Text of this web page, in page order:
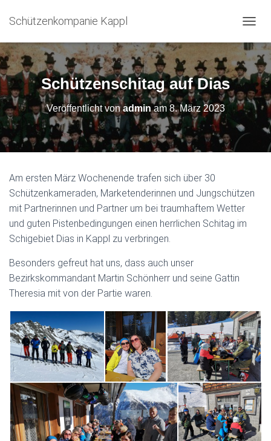
Schützenkompanie Kappl
A
V
G
T
I
H
Schützenschitag auf Dias
Veröffentlicht vonadminam 8. März 2023
Am ersten März Wochenende trafen sich über 30
Schützenkameraden, Marketenderinnen und Jungschützen
mit Partnerinnen und Partner um bei traumhaftem Wetter
und guten Pistenbedingungen einen herrlichen Schitag im
Schigebiet Dias in Kappl zu verbringen.
Besonders gefreut hat uns, dass auch unser
Bezirkskommandant Martin Schönherr und seine Gattin
Theresia mit von der Partie waren.